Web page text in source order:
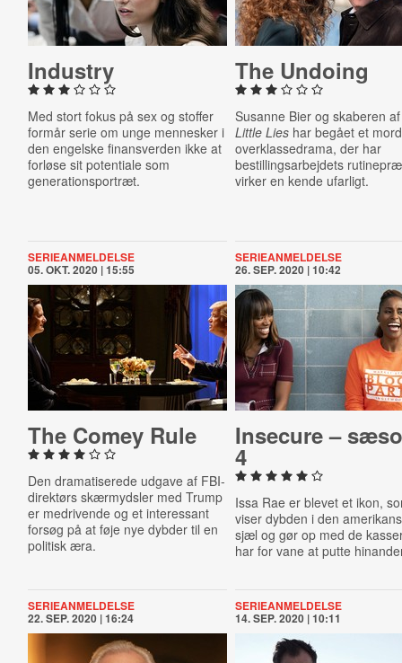
Industry
Med stort fokus på sex og stoffer
formår serie om unge mennesker i
den engelske finansverden ikke at
forløse sit potentiale som
generationsportræt.
The Undoing
Susanne Bier og skaberen
Little Lies har begået et
overklassedrama, der har
bestillingsarbejdets
virker en kende ufarligt.
SERIEANMELDELSE
05. OKT. 2020 | 15:55
The Comey Rule
Den dramatiserede udgave af FBI-
direktørs skærmydsler med Trump
er medrivende og et interessant
forsøg på at føje nye dybder til en
politisk æra.
SERIEANMELDELSE
26. SEP. 2020 | 10:42
Insecure –
4
Issa Rae er blevet et ikon,
viser dybden i den
sjæl og gør op med de
har for vane at putte
SERIEANMELDELSE
22. SEP. 2020 | 16:24
SERIEANMELDELSE
14. SEP. 2020 | 10:11